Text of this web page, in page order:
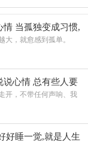
当孤独变成习惯,
大，就愈感到孤单。
说心情 总有些人要
开，不带任何声响、我
好睡一觉,就是人生